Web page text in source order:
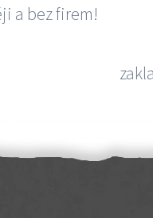
a bez firem!